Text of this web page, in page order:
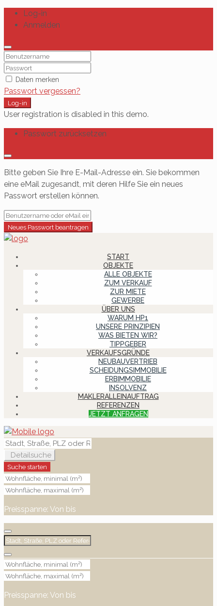
Log-in
Anmelden
Daten merken
Passwort vergessen?
Log-in
User registration is disabled in this demo.
Passwort zurücksetzen
Bitte geben Sie Ihre E-Mail-Adresse ein. Sie bekommen
eine eMail zugesandt, mit deren Hilfe Sie ein neues
Passwort erstellen können.
Neues Passwort beantragen
START
OBJEKTE
ALLE OBJEKTE
ZUM VERKAUF
ZUR MIETE
GEWERBE
ÜBER UNS
WARUM HP1
UNSERE PRINZIPIEN
WAS BIETEN WIR?
TIPPGEBER
VERKAUFSGRÜNDE
NEUBAUVERTRIEB
SCHEIDUNGSIMMOBILIE
ERBIMMOBILIE
INSOLVENZ
MAKLERALLEINAUFTRAG
REFERENZEN
JETZT ANFRAGEN
Detailsuche
Suche starten
Preisspanne: Von bis
Preisspanne: Von bis